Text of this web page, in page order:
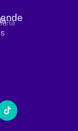
TikTok